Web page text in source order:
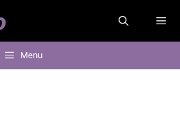
Menu